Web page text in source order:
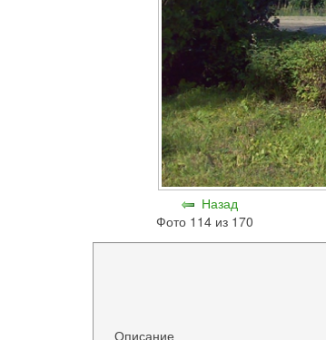
Назад
Фото 114 из 170
Описание